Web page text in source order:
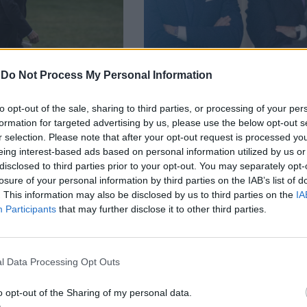
Do Not Process My Personal Information
opt-out of the sale, sharing to third parties, or processing of your
for targeted advertising by us, please use the below opt-out
selection. Please note that after your opt-out request is processed
interest-based ads based on personal information utilized by us
to third parties prior to your opt-out. You may separately
of your personal information by third parties on the IAB’s list of
This information may also be disclosed by us to third parties on the
Participants that may further disclose it to other third parties.
Data Processing Opt Outs
opt-out of the Sharing of my personal data.
и смекчи
на още 1500
си, спасявайки го от
затвор
03.12.2024 / 10:01
PreviousPrevious